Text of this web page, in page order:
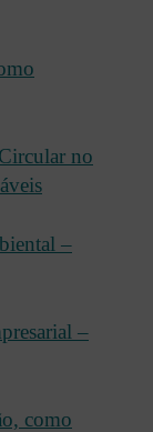
no
–
–
como